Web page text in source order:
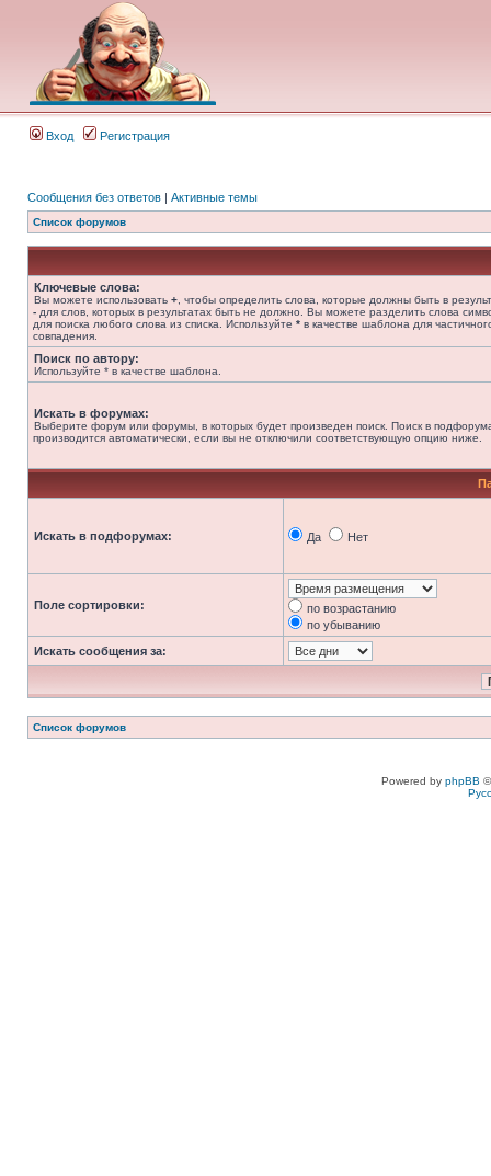
Вход Регистрация
Сообщения без ответов | Активные темы
Список форумов
Ключевые слова:
Вы можете использовать + , чтобы определить слова, которые должны быть в
- для слов, которых в результатах быть не должно. Вы можете разделить слова
для поиска любого слова из списка. Используйте * в качестве шаблона для
совпадения.
Поиск по автору:
Используйте * в качестве шаблона.
Искать в форумах:
Выберите форум или форумы, в которых будет произведен поиск. Поиск в
производится автоматически, если вы не отключили соответствующую опцию ниже.
Искать в подфорумах: Да Нет
Поле сортировки:
по возрастанию
по убыванию
Искать сообщения за:
Список форумов
Powered by phpBB